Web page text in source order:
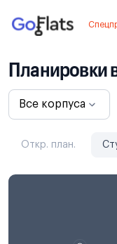
Планировки
Все корпуса
Откр. план.